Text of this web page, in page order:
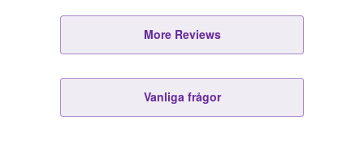
More Reviews
Vanliga frågor